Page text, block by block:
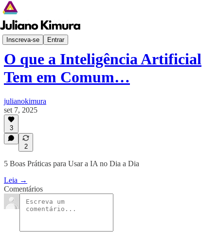
Inscreva-se Entrar
Despertar Digital
O que a Inteligência Artificial
Tem em Comum…
julianokimura
set 7, 2025
3
2
5 Boas Práticas para Usar a IA no Dia a Dia
Leia →
Comentários